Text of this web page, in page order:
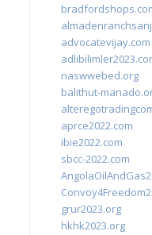
advocatevijay.com
naswwebed.org
balithut-
aprce2022.com
ibie2022.com
sbcc-2022.com
grur2023.org
hkhk2023.org